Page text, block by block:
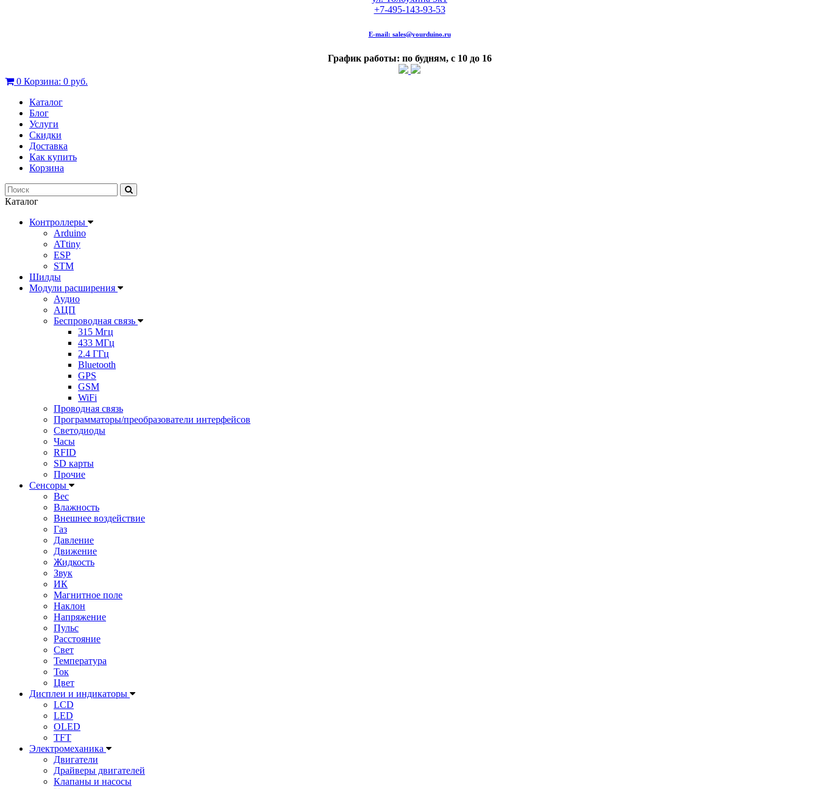
+7-495-143-93-53
E-mail: sales@yourduino.ru
График работы: по будням, с 10 до 16
0 Корзина: 0 руб.
Каталог
Блог
Услуги
Скидки
Доставка
Как купить
Корзина
Каталог
Контроллеры
Arduino
ATtiny
ESP
STM
Шилды
Модули расширения
Аудио
АЦП
Беспроводная связь
315 Мгц
433 МГц
2.4 ГГц
Bluetooth
GPS
GSM
WiFi
Проводная связь
Программаторы/преобразователи интерфейсов
Светодиоды
Часы
RFID
SD карты
Прочие
Сенсоры
Вес
Влажность
Внешнее воздействие
Газ
Давление
Движение
Жидкость
Звук
ИК
Магнитное поле
Наклон
Напряжение
Пульс
Расстояние
Свет
Температура
Ток
Цвет
Дисплеи и индикаторы
LCD
LED
OLED
TFT
Электромеханика
Двигатели
Драйверы двигателей
Клапаны и насосы